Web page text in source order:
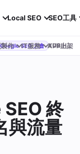
Local SEO SEO工具
作 IT服務 APP上架
Google SEO 大會 YUSIHK 近期參加 Google Search Central Live
終
與流量